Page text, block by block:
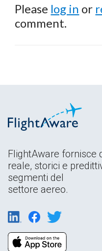
Please log in or
comment.
FlightAware fornisce
reale, storici e
segmenti del
settore aereo.